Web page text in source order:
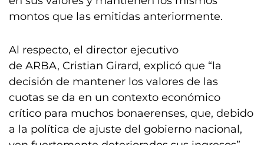
montos que las emitidas anteriormente.
Al respecto, el director ejecutivo
de ARBA, Cristian Girard, explicó que “la
decisión de mantener los valores de las
cuotas se da en un contexto económico
crítico para muchos bonaerenses, que, debido
a la política de ajuste del gobierno nacional,